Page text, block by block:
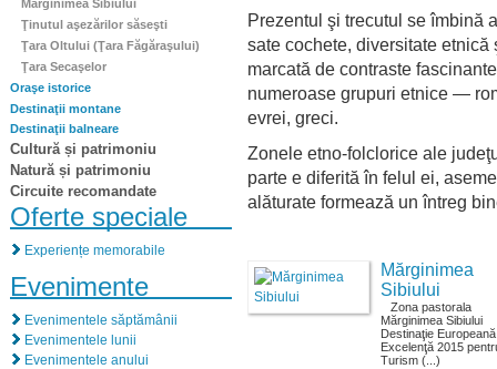
Mărginimea Sibiului
Ţinutul aşezărilor săseşti
Ţara Oltului (Ţara Făgăraşului)
Ţara Secaşelor
Oraşe istorice
Destinaţii montane
Destinaţii balneare
Cultură și patrimoniu
Natură și patrimoniu
Circuite recomandate
Oferte speciale
Experiențe memorabile
Evenimente
Evenimentele săptămânii
Evenimentele lunii
Evenimentele anului
Prezentul şi trecutul se îmbină
sate cochete, diversitate
marcată de contraste
numeroase grupuri etnice —
evrei, greci.
Zonele etno-folclorice ale
parte e diferită în felul ei,
alăturate formează un întreg
Mărginimea
Sibiului
Zona pastorala
Mărginimea Sibiului
Destinaţie
Excelenţă 2015
Turism (...)